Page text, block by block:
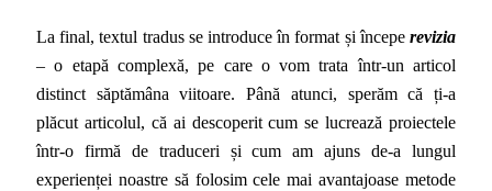
La final, textul tradus se introduce în format și începe revizia
– o etapă complexă, pe care o vom trata într-un articol
distinct săptămâna viitoare. Până atunci, sperăm că ți-a
plăcut articolul, că ai descoperit cum se lucrează proiectele
într-o firmă de traduceri și cum am ajuns de-a lungul
experienței noastre să folosim cele mai avantajoase metode